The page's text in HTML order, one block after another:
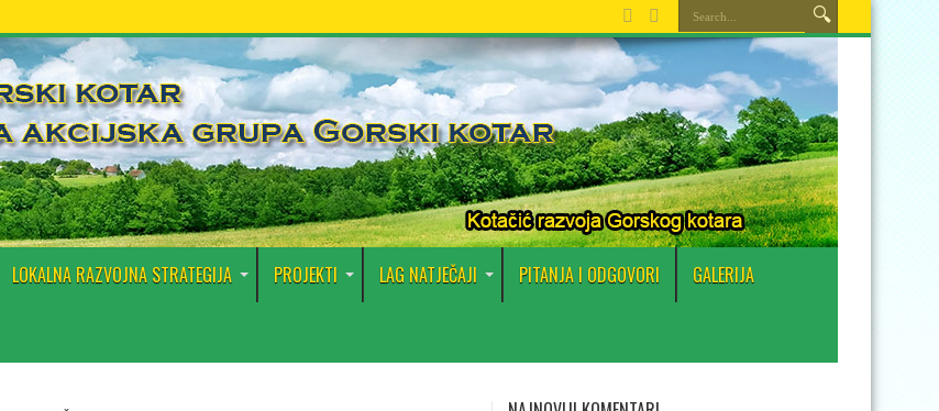
LOKALNA RAZVOJNA STRATEGIJA PROJEKTI LAG NATJEČAJI PITANJA I ODGOVORI GALERIJA